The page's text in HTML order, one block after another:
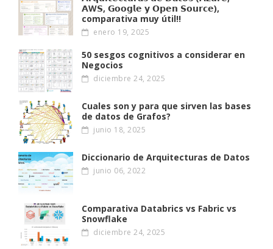
𝗔W𝗦, 𝗚𝗼𝗼𝗴𝗹𝗲 𝘆 𝗢𝗽𝗲𝗻 𝗦𝗼𝘂𝗿𝗰𝗲),
comparativa muy útil!!
enero 19, 2025
50 sesgos cognitivos a considerar en
Negocios
diciembre 24, 2025
Cuales son y para que sirven las bases
de datos de Grafos?
junio 18, 2025
Diccionario de Arquitecturas de Datos
junio 06, 2022
Comparativa Databrics vs Fabric vs
Snowflake
diciembre 24, 2025